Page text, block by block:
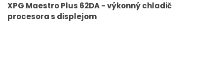
XPG Maestro Plus 62DA - výkonný chladič
procesora s displejom